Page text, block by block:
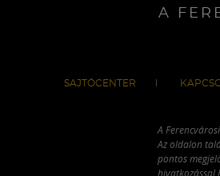
A
SAJTÓCENTER
A
Az oldalon
pontos
hivatkozással